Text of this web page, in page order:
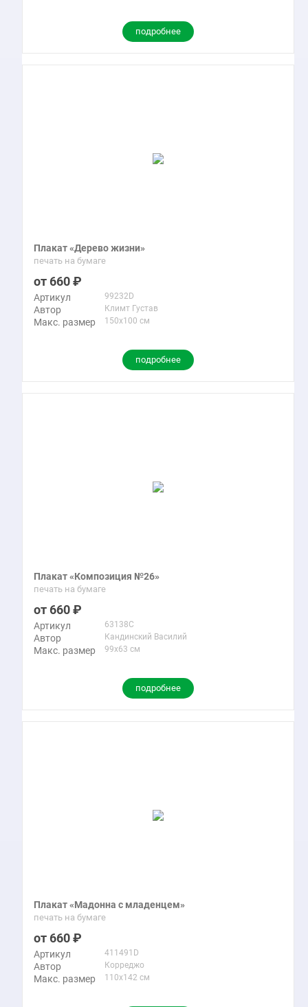
подробнее
Плакат «Дерево жизни»
печать на бумаге
660
Артикул 99232D
Автор Климт Густав
Макс. размер 150x100 см
подробнее
Плакат «Композиция №26»
печать на бумаге
660
Артикул 63138C
Автор Кандинский Василий
Макс. размер 99x63 см
подробнее
Плакат «Мадонна с младенцем»
печать на бумаге
660
Артикул 411491D
Автор Корреджо
Макс. размер 110x142 см